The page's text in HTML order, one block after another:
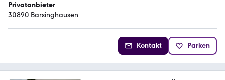
Privatanbieter
30890 Barsinghausen
Kontakt Parken